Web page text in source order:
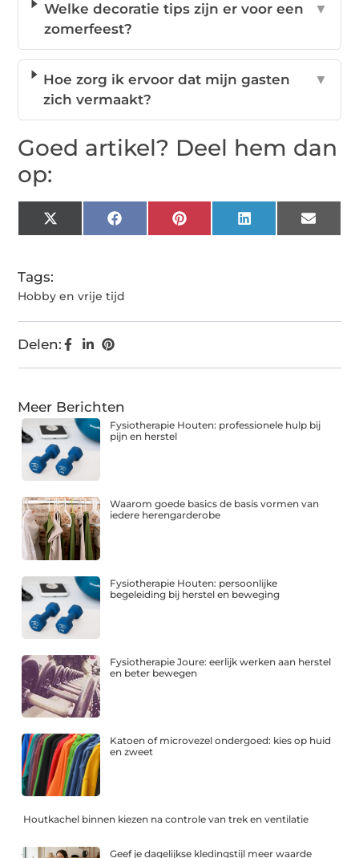
Welke decoratie tips zijn er voor een
zomerfeest?
▼
Hoe zorg ik ervoor dat mijn gasten
zich vermaakt?
▼
Goed artikel? Deel hem dan
op:
X
(Twitter)
FacebookPinterestLinkedIn Email
Tags:
Hobby en vrije tijd
Delen:
Meer Berichten
Fysiotherapie Houten: professionele hulp bij
pijn en herstel
Waarom goede basics de basis vormen van
iedere herengarderobe
Fysiotherapie Houten: persoonlijke
begeleiding bij herstel en beweging
Fysiotherapie Joure: eerlijk werken aan herstel
en beter bewegen
Katoen of microvezel ondergoed: kies op huid
en zweet
Houtkachel binnen kiezen na controle van trek en ventilatie
Geef je dagelijkse kledingstijl meer waarde